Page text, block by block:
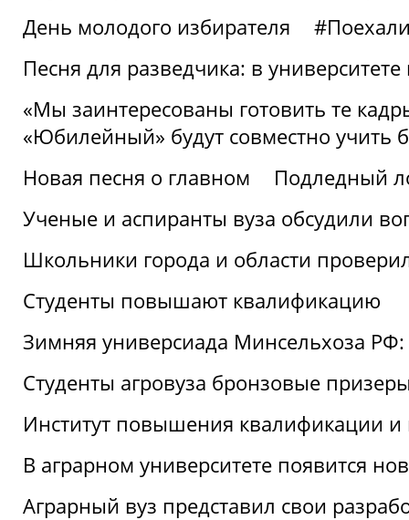
День молодого избирателя
Песня для разведчика: в
«Мы заинтересованы готовить те
«Юбилейный» будут совместно учить
Новая песня о главном
Подледный
Ученые и аспиранты вуза обсудили
Школьники города и области
Студенты повышают квалификацию
Зимняя универсиада Минсельхоза
Студенты агровуза бронзовые
Институт повышения квалификации и
В аграрном университете появится
Аграрный вуз представил свои